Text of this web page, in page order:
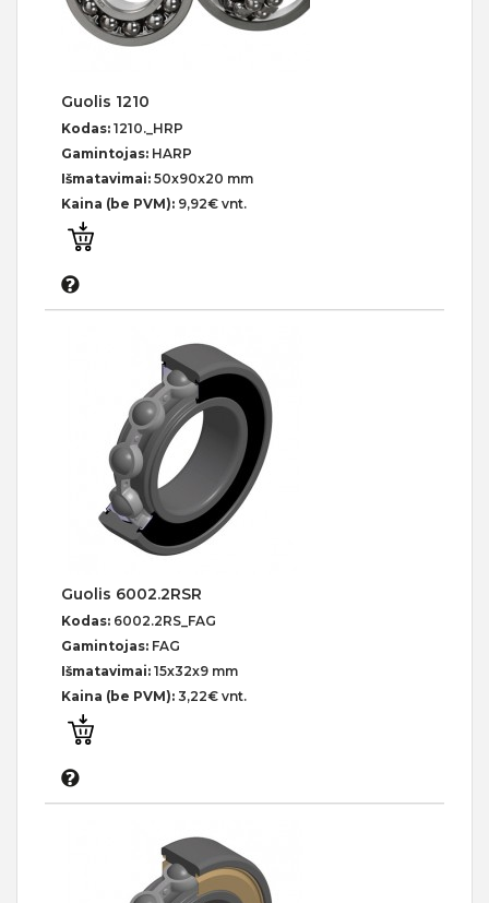
Guolis 1210
Kodas: 1210._HRP
Gamintojas: HARP
Išmatavimai: 50x90x20 mm
Kaina (be PVM): 9,92€ vnt.
Guolis 6002.2RSR
Kodas: 6002.2RS_FAG
Gamintojas: FAG
Išmatavimai: 15x32x9 mm
Kaina (be PVM): 3,22€ vnt.